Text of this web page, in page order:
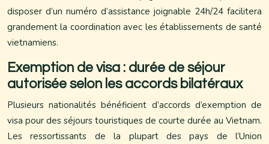
disposer d’un numéro d’assistance joignable 24h/24 facilitera
grandement la coordination avec les établissements de santé
vietnamiens.
Exemption de visa : durée de séjour
autorisée selon les accords bilatéraux
Plusieurs nationalités bénéficient d’accords d’exemption de
visa pour des séjours touristiques de courte durée au Vietnam.
Les ressortissants de la plupart des pays de l’Union